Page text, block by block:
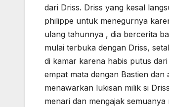
dari Driss. Driss yang kesal
philippe untuk menegurnya
ulang tahunnya , dia bercerita
mulai terbuka dengan Driss,
di kamar karena habis putus
empat mata dengan Bastien
menawarkan lukisan milik si
menari dan mengajak